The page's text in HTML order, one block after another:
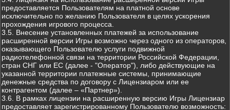
предоставляется Пользователям на платной основе
исключительно по желанию Пользователя в целях ускорения
прохождения игрового процесса.
3.5. Внесение установленных платежей за использование
расширенной версии Игры возможно через одного из операторов,
оказывающего Пользователю услуги подвижной
радиотелефонной связи на территории Российской Федерации,
стран СНГ или ЕС (далее - "Оператор"), либо действующие на
указанной территории платежные системы, принимающие
денежные средства по договору с Лицензиаром или ее
контрагентом (далее – «Партнер»).
3.6. В рамках лицензии на расширенную версию Игры Лицензиар
предоставляет зарегистрированному Пользователю возможность: